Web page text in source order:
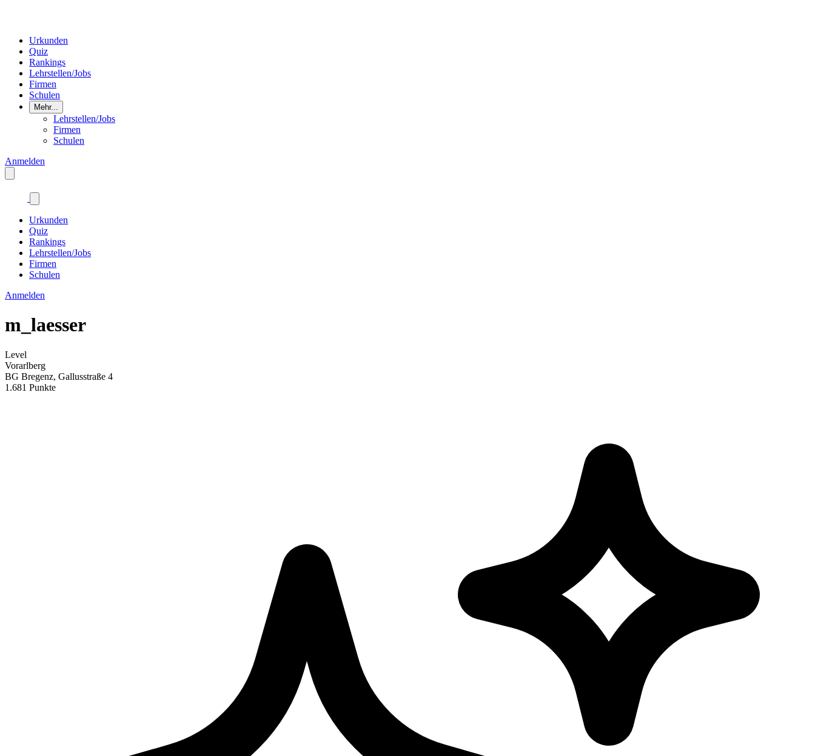
Urkunden
Quiz
Rankings
Lehrstellen/Jobs
Firmen
Schulen
Mehr...
Lehrstellen/Jobs
Firmen
Schulen
Anmelden
Urkunden
Quiz
Rankings
Lehrstellen/Jobs
Firmen
Schulen
Anmelden
m_laesser
Level
Vorarlberg
BG Bregenz, Gallusstraße 4
1.681 Punkte